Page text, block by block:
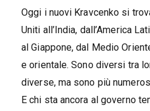
Oggi i nuovi Kravcenko si
Uniti all’India, dall’America
al Giappone, dal Medio
e orientale. Sono diversi tra
diverse, ma sono più
E chi sta ancora al governo